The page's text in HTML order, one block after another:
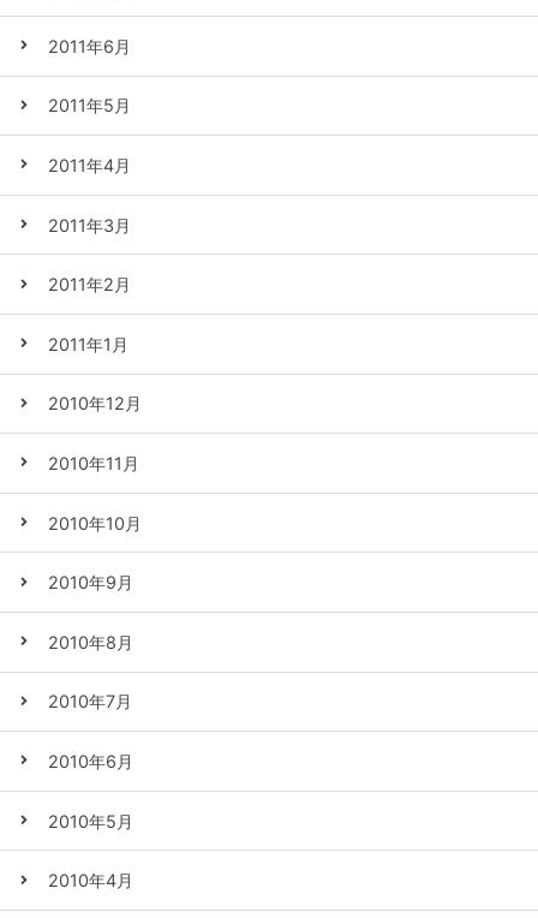
2011年6月
2011年5月
2011年4月
2011年3月
2011年2月
2011年1月
2010年12月
2010年11月
2010年10月
2010年9月
2010年8月
2010年7月
2010年6月
2010年5月
2010年4月